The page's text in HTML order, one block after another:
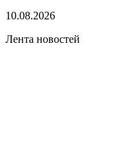
10.08.2026
Лента новостей